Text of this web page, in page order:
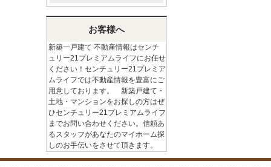
お客様へ
新築一戸建て 不動産情報はセンチ
ュリー21プレミアムライフにお任せ
ください！センチュリー21プレミア
ムライフでは不動産情報を豊富にご
用意しております。 新築戸建て・
土地・マンションをお探しの方はぜ
ひセンチュリー21プレミアムライフ
までお問い合わせください。信頼あ
るスタッフがあなたのマイホーム探
しのお手伝いをさせて頂きます。